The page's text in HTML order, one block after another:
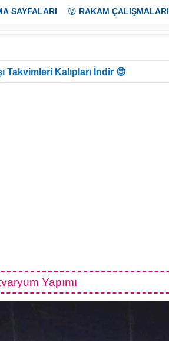
SAYFALARI 😜 RAKAM ÇALIŞMALARI
Takvimleri Kalıpları İndir 😍
Yapımı